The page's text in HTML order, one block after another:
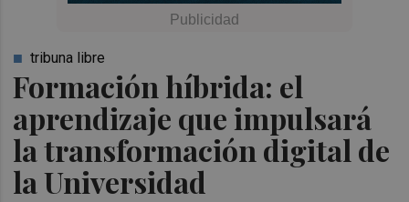
Formación híbrida: el
aprendizaje que impulsará
la transformación digital de
la Universidad
tribuna libre